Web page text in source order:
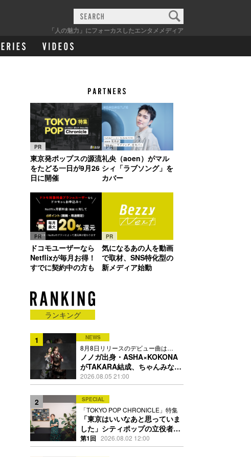
「人の魅力」にフォーカスしたエンタメメディア
PR
東京発ポップスの源流
をたどる一日が9月26
日に開催
PR
礼央（aoen）がマル
シィ「ラブソング」を
カバー
PR
ドコモユーザーなら
Netflixが毎月お得！
すでに契約中の方も
PR
気になるあの人を動画
で取材、SNS特化型の
新メディア始動
ランキング
1 NEWS
8月8日リリースのデビュー曲は
「Time is money」
ノノガ出身・ASHA×KOKONA
がTAKARA結成、ちゃんみな主
宰レーベル第2弾アーティスト
に
2026.08.05 21:00
2 SPECIAL
「TOKYO POP CHRONICLE」特集
「東京はいいなあと思っていま
した」シティポップの立役者・
伊藤銀次の名曲回想録
第1回 2026.08.02 12:00